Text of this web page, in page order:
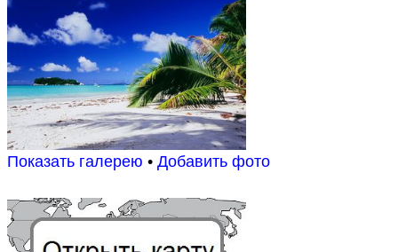
Показать галерею • Добавить фото